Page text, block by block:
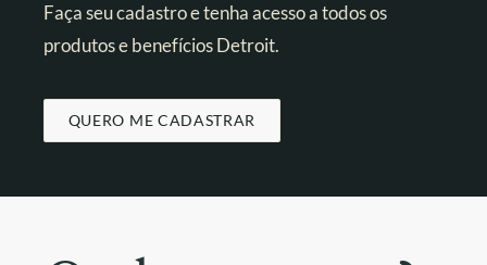
Faça seu cadastro e tenha acesso a todos os
produtos e benefícios Detroit.
QUERO ME CADASTRAR